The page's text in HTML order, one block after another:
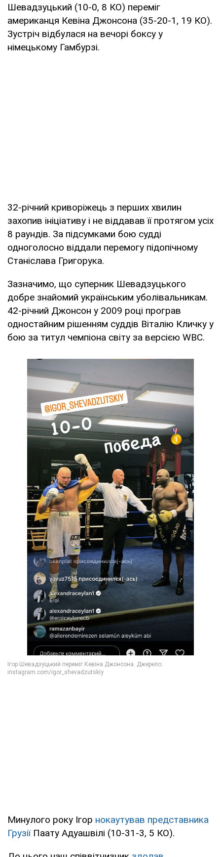
Шевадзуцький (10-0, 8 КО) переміг
американця Кевіна Джонсона (35-20-1, 19 КО).
Зустріч відбулася на вечорі боксу у
німецькому Гамбурзі.
32-річний криворіжець з перших хвилин
захопив ініціативу і не віддавав її протягом усіх
8 раундів. За підсумками бою судді
одноголосно віддали перемогу підопічному
Станіслава Григорука.
Зазначимо, що суперник Шевадзуцького
добре знайомий українським уболівальникам.
42-річний Джонсон у 2009 році програв
одностайним рішенням суддів Віталію Кличку у
бою за титул чемпіона світу за версією WBC.
Минулого року Ігор нокаутував представника
ГрузіїПаату Адуашвілі (10-31-3, 5 КО).